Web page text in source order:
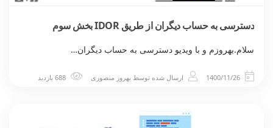
دسترسی به حساب دیگران از طریق IDOR بخش سوم
سلام.بهروزم و با ویدیو دسترسی به حساب دیگران…
1400/11/26 ارسال شده توسط بهروز منصوری